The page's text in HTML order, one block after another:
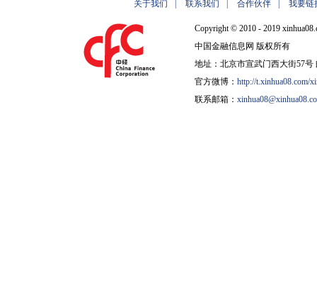
关于我们 联系我们 合作伙伴 我要链
Copyright © 2010 - 2019
中国金融信息网 版权所有
地址：北京市宣武门西大街57号
官方微博： http://t.xinhua08.com/
联系邮箱：